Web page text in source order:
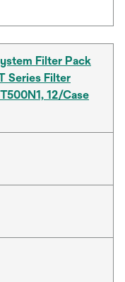
Filter Pack
Series Filter
12/Case